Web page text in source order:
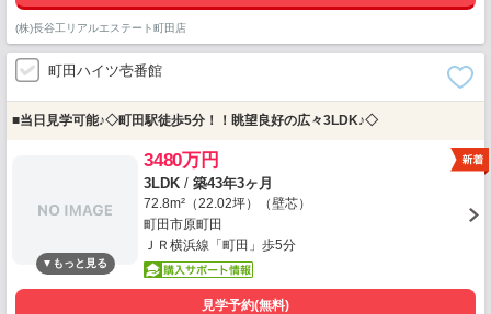
(株)長谷工リアルエステート町田店
町田ハイツ壱番館
■当日見学可能♪◇町田駅徒歩5分！！眺望良好の広々3LDK♪◇
3480万円
3LDK / 築43年3ヶ月
72.8m²（22.02坪）（壁芯）
町田市原町田
ＪＲ横浜線「町田」歩5分
見学予約(無料)